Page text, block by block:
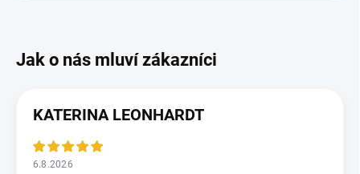
KATERINA LEONHARDT
6.8.2026